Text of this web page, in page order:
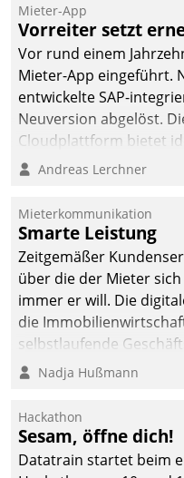
Mieter-App
Vorreiter setzt
Vor rund einem
Mieter-App eingeführt.
entwickelte SAP-
Neuversion abgelöst.
Cloudplattform bietet
die Funktionalität der
integrieren.
Andreas Lerchner
Mieterkommunikation
Smarte Leistung
Zeitgemäßer
über die der Mieter
immer er will. Die
die
selbstlaufende
Kunde und smart der
Nadja Hußmann
Hackathon
Sesam, öffne dich!
Datatrain startet beim